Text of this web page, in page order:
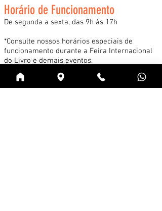
Horário de Funcionamento
De segunda a sexta, das 9h às 17h
*Consulte nossos horários especiais de
funcionamento durante a Feira Internacional
do Livro e demais eventos.